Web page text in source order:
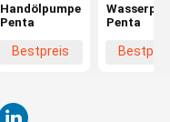
Handölpumpe
Penta
Bestpreis
Penta